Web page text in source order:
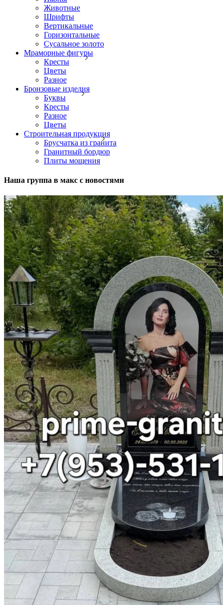
Животные
Шрифты
Вертикальные
Горизонтальные
Сусальное золото
Мраморные фигуры
Кресты
Цветы
Разное
Бронзовые изделия
Буквы
Кресты
Разное
Цветы
Строительная продукция
Брусчатка из гранита
Гранитный бордюр
Плиты мощения
Наша группа в макс с новостями